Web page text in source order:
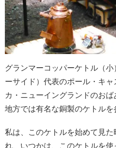
グランマーコッパーケトル（
ーサイド）代表のポール・キ
カ・ニューイングランドのお
地方では有名な銅製のケトルを
私は、このケトルを始めて見
れ、いつかは、このケトルを